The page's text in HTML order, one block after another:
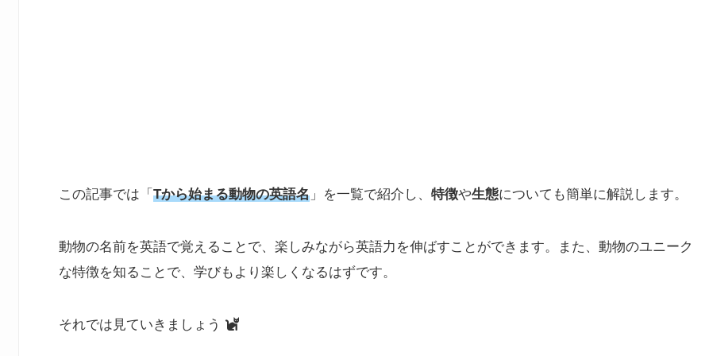
この記事では「 Tから始まる動物の英語名 」を一覧で紹介し、 特徴や生態についても簡単に解説します。
動物の名前を英語で覚えることで、楽しみながら英語力を伸ばすことができます。また、動物のユニーク
な特徴を知ることで、学びもより楽しくなるはずです。
それでは見ていきましょう